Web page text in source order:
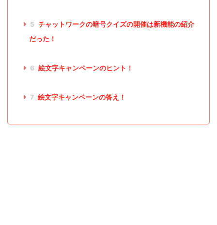
5 チャットワークの暗号クイズの開催は新機能の紹介
だった！
6 絵文字キャンペーンのヒント！
7 絵文字キャンペーンの答え！